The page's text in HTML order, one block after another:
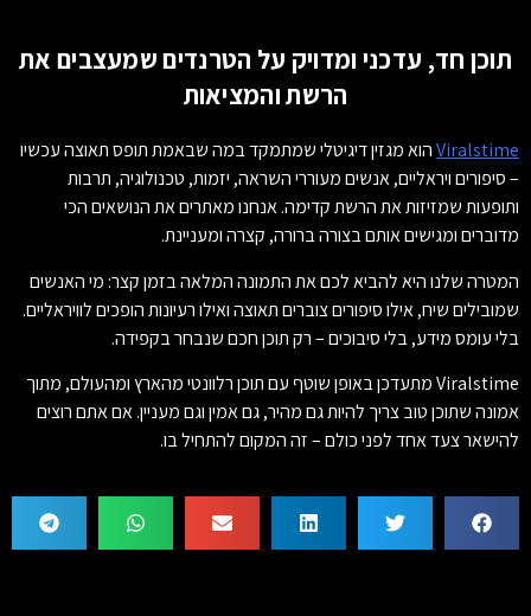
תוכן חד, עדכני ומדויק על הטרנדים שמעצבים את
הרשת והמציאות
Viralstimeהוא מגזין דיגיטלי שמתמקד במה שבאמת תופס תאוצה עכשיו
– סיפורים ויראליים, אנשים מעוררי השראה, יזמות, טכנולוגיה, תרבות
ותופעות שמזיזות את הרשת קדימה. אנחנו מאתרים את הנושאים הכי
מדוברים ומגישים אותם בצורה ברורה, קצרה ומעניינת.
המטרה שלנו היא להביא לכם את התמונה המלאה בזמן קצר: מי האנשים
שמובילים שיח, אילו סיפורים צוברים תאוצה ואילו רעיונות הופכים לוויראליים.
בלי עומס מידע, בלי סיבוכים – רק תוכן חכם שנבחר בקפידה.
Viralstime מתעדכן באופן שוטף עם תוכן רלוונטי מהארץ ומהעולם, מתוך
אמונה שתוכן טוב צריך להיות גם מהיר, גם אמין וגם מעניין. אם אתם רוצים
להישאר צעד אחד לפני כולם – זה המקום להתחיל בו.